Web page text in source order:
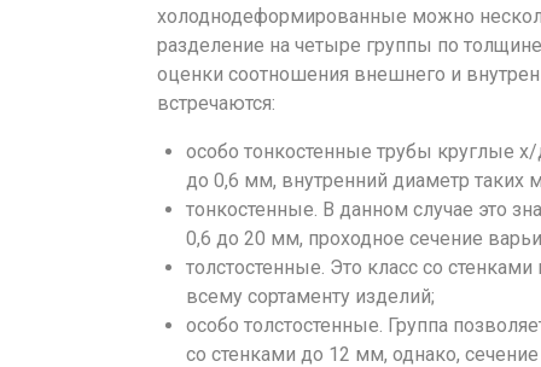
холоднодеформированные можно
разделение на четыре группы по
оценки соотношения внешнего и
встречаются:
особо тонкостенные трубы круглые
до 0,6 мм, внутренний диаметр
тонкостенные. В данном случае это
0,6 до 20 мм, проходное сечение
толстостенные. Это класс со
всему сортаменту изделий;
особо толстостенные. Группа
со стенками до 12 мм, однако,